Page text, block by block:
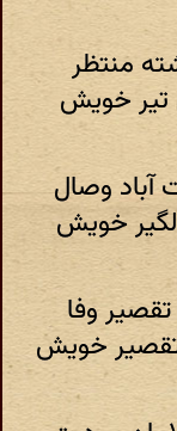
منتظر
تیر خویش
وصال
خویش
وفا
خویش